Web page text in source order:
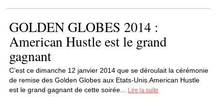
GOLDEN GLOBES 2014 :
American Hustle est le grand
gagnant
C’est ce dimanche 12 janvier 2014 que se déroulait la cérémonie
de remise des Golden Globes aux Etats-Unis.American Hustle
est le grand gagnant de cette soirée...
Lire la suite